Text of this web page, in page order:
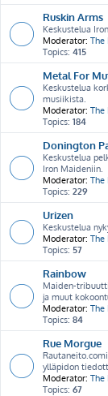
Ruskin Arms
Keskustelua
Moderator: The
Topics: 415
Metal For
Keskustelua
musiikista.
Moderator: The
Topics: 184
Donington
Keskustelua
Iron Maideniin.
Moderator: The
Topics: 229
Urizen
Keskustelua
Moderator: The
Topics: 57
Rainbow
Maiden-
ja muut
Moderator: The
Topics: 84
Rue Morgue
ylläpidon
Moderator: The
Topics: 67